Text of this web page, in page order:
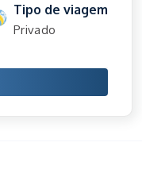
Tipo de viagem
Privado